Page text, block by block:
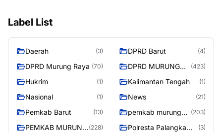
Label List
Daerah (3) DPRD Barut (4)
DPRD Murung Raya (70)
DPRD MURUNG
RAYA
(423)
Hukrim (1) Kalimantan Tengah (1)
Nasional (1) News (21)
Pemkab Barut (13)
pemkab murung
raya
(203)
PEMKAB MURUNG (228)
Polresta Palangka
(3)